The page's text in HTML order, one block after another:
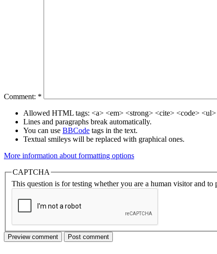
Comment: *
Allowed HTML tags: <a> <em> <strong> <cite> <code>
Lines and paragraphs break automatically.
You can use BBCode tags in the text.
Textual smileys will be replaced with graphical ones.
More information about formatting options
CAPTCHA
This question is for testing whether you are a human visitor and to